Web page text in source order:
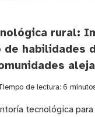
rural:
habilidades
de lectura: 6
tecnológica